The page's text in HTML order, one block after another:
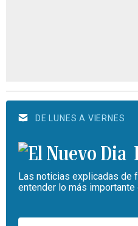
DE LUNES A VIERNES
Las noticias explicadas de
entender lo más importante